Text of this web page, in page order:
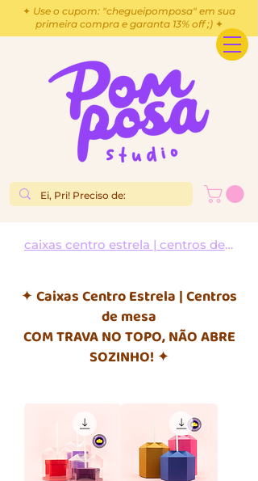
✦ Use o cupom: "chegueipomposa" em sua
primeira compra e garanta 13% off ;) ✦
caixas centro estrela | centros de mesa
✦ Caixas Centro Estrela | Centros
de mesa
COM TRAVA NO TOPO, NÃO ABRE
SOZINHO! ✦